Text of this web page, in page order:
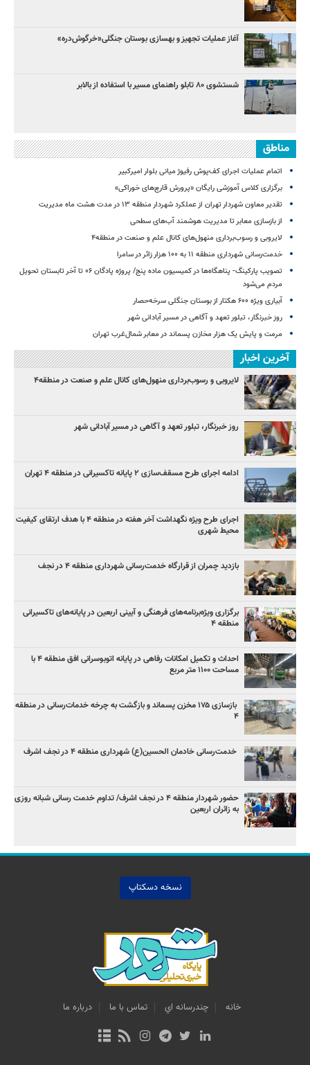
آغاز عملیات تجهیز و بهسازی بوستان جنگلی«خرگوش‌دره»
شستشوی ۸۰ تابلو راهنمای مسیر با استفاده از بالابر
مناطق
اتمام عملیات اجرای کف‌پوش رفیوژ میانی بلوار امیرکبیر
برگزاری کلاس آموزشی رایگان «پرورش قارچ‌های خوراکی»
تقدیر معاون شهردار تهران از عملکرد شهردار منطقه ۱۳ در مدت هشت ماه مدیریت
از بازسازی معابر تا مدیریت هوشمند آب‌های سطحی
لایروبی و رسوب‌برداری منهول‌های کانال علم و صنعت در منطقه۴
خدمت‌رسانی شهرداری منطقه ۱۱ به ۱۰۰ هزار زائر در سامرا
تصویب پارکینگ- پناهگاه‌ها در کمیسیون ماده پنج/ پروژه پادگان ۰۶ تا آخر تابستان تحویل
مردم می‌شود
آبیاری ویژه ۶۰۰ هکتار از بوستان جنگلی سرخه‌حصار
روز خبرنگار، تبلور تعهد و آگاهی در مسیر آبادانی شهر
مرمت و پایش یک هزار مخازن پسماند در معابر شمال‌غرب تهران
آخرین اخبار
لایروبی و رسوب‌برداری منهول‌های کانال علم و صنعت در منطقه۴
روز خبرنگار، تبلور تعهد و آگاهی در مسیر آبادانی شهر
ادامه اجرای طرح مسقف‌سازی ۲ پایانه تاکسیرانی در منطقه ۴ تهران
اجرای طرح ویژه نگهداشت آخر هفته در منطقه ۴ با هدف ارتقای کیفیت
محیط شهری
بازدید چمران از قرارگاه خدمت‌رسانی شهرداری منطقه ۴ در نجف
برگزاری ویژه‌برنامه‌های فرهنگی و آیینی اربعین در پایانه‌های تاکسیرانی
منطقه ۴
احداث و تکمیل امکانات رفاهی در پایانه اتوبوسرانی افق منطقه ۴ با
مساحت ۱۱۰۰ متر مربع
بازسازی ۱۷۵ مخزن پسماند و بازگشت به چرخه خدمات‌رسانی در منطقه
۴
خدمت‌رسانی خادمان الحسین(ع) شهرداری منطقه ۴ در نجف اشرف
حضور شهردار منطقه ۴ در نجف اشرف/ تداوم خدمت رسانی شبانه روزی
به زائران اربعین
نسخه دسکتاپ
خانه چندرسانه اي تماس با ما درباره ما